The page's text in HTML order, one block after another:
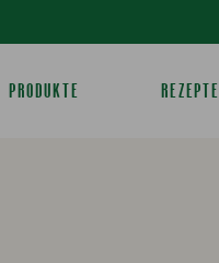
PRODUKTE REZEPTE